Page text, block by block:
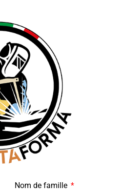
Nom de famille